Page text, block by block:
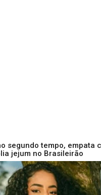
segundo tempo, empata
jejum no Brasileirão